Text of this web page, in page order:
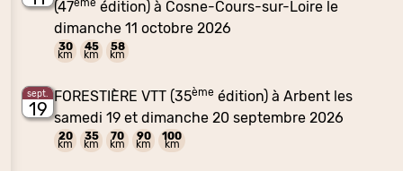
(47
édition) à Cosne-Cours-sur-Loire le
dimanche 11 octobre 2026
30
km
45
km
58
km
sept.
19
FORESTIÈRE VTT (35ème édition) à Arbent les
samedi 19 et dimanche 20 septembre 2026
20
km
35
km
70
km
90
km
100
km